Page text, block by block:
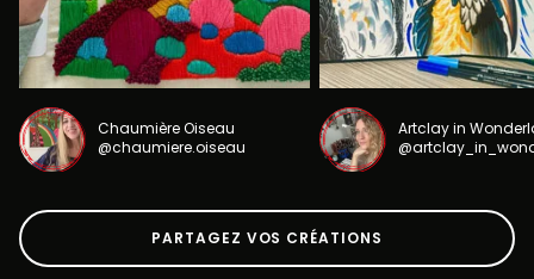
Chaumière Oiseau
@chaumiere.oiseau
Artclay in
PARTAGEZ VOS CRÉATIONS